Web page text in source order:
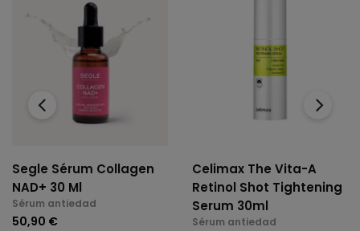
Segle Sérum Collagen
NAD+ 30 Ml
Sérum antiedad
50,90 €
Celimax The Vita-A
Retinol Shot Tightening
Serum 30ml
Sérum antiedad
‹ ›